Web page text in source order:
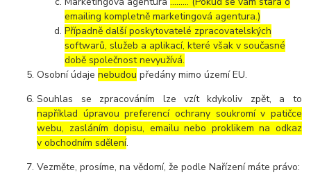
emailing kompletně marketingová agentura.)
Případně další poskytovatelé zpracovatelských
softwarů, služeb a aplikací, které však v současné
době společnost nevyužívá.
Osobní údajenebudou předány mimo území EU.
Souhlas se zpracováním lze vzít kdykoliv zpět, a to
například úpravou preferencí ochrany soukromí v patičce
webu, zasláním dopisu, emailu nebo proklikem na odkaz
v obchodním sdělení.
Vezměte, prosíme, na vědomí, že podle Nařízení máte právo: